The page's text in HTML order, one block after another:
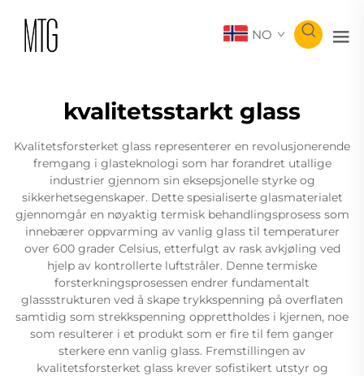
NO
kvalitetsstarkt glass
Kvalitetsforsterket glass representerer en revolusjonerende
fremgang i glasteknologi som har forandret utallige
industrier gjennom sin eksepsjonelle styrke og
sikkerhetsegenskaper. Dette spesialiserte glasmaterialet
gjennomgår en nøyaktig termisk behandlingsprosess som
innebærer oppvarming av vanlig glass til temperaturer
over 600 grader Celsius, etterfulgt av rask avkjøling ved
hjelp av kontrollerte luftstråler. Denne termiske
forsterkningsprosessen endrer fundamentalt
glassstrukturen ved å skape trykkspenning på overflaten
samtidig som strekkspenning opprettholdes i kjernen, noe
som resulterer i et produkt som er fire til fem ganger
sterkere enn vanlig glass. Fremstillingen av
kvalitetsforsterket glass krever sofistikert utstyr og